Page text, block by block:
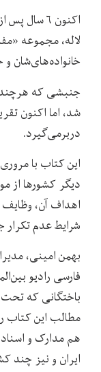
اکنون ۶
لاله، مجموعه
خانواده‌های‌شان
شد، اما اکنون
دربرمی‌گیرد.
این کتاب با
دیگر کشورها از
اهداف آن،
شرایط عدم
بهمن امینی،
فارسی رادیو
باختگانی که تحت
مطالب این کتاب
هم مدارک و
ایران و نیز چند